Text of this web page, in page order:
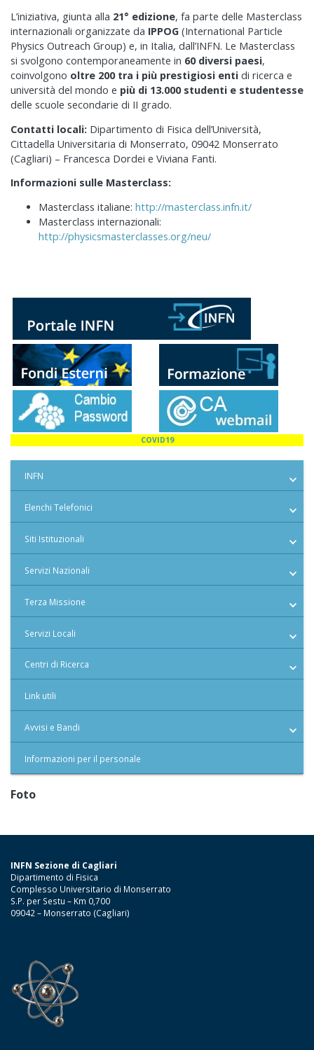
L’iniziativa, giunta alla 21° edizione, fa parte delle Masterclass
internazionali organizzate da IPPOG (International Particle
Physics Outreach Group) e, in Italia, dall’INFN. Le Masterclass
si svolgono contemporaneamente in 60 diversi paesi,
coinvolgono oltre 200 tra i più prestigiosi enti di ricerca e
università del mondo e più di 13.000 studenti e studentesse
delle scuole secondarie di II grado.
Contatti locali: Dipartimento di Fisica dell’Università,
Cittadella Universitaria di Monserrato, 09042 Monserrato
(Cagliari) – Francesca Dordei e Viviana Fanti.
Informazioni sulle Masterclass:
Masterclass italiane: http://masterclass.infn.it/
Masterclass internazionali:
http://physicsmasterclasses.org/neu/
COVID19
INFN
Elenchi Telefonici
Siti Istituzionali
Servizi Nazionali
Terza Missione
Servizi Locali
Centri di Ricerca
Link utili
Avvisi e Bandi
Informazioni per il personale
Foto
INFN Sezione di Cagliari
Dipartimento di Fisica
Complesso Universitario di Monserrato
S.P. per Sestu – Km 0,700
09042 – Monserrato (Cagliari)